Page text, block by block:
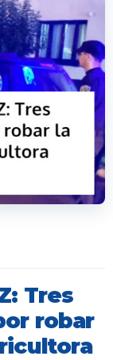
Tres
robar